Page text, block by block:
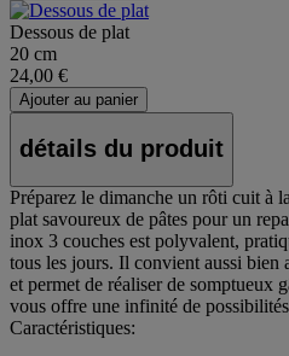
Dessous de plat
20 cm
24,00 €
Ajouter au panier
détails du produit
Préparez le dimanche un rôti cuit à
plat savoureux de pâtes pour un
inox 3 couches est polyvalent,
tous les jours. Il convient aussi bien
et permet de réaliser de somptueux
vous offre une infinité de
Caractéristiques: